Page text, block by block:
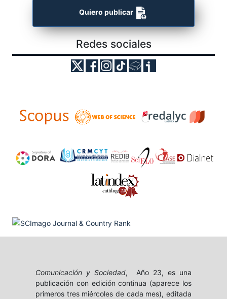
Quiero publicar
Redes sociales
Comunicación y Sociedad, Año 23, es una
publicación con edición continua (aparece los
primeros tres miércoles de cada mes), editada